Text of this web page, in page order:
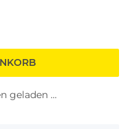
geladen ...